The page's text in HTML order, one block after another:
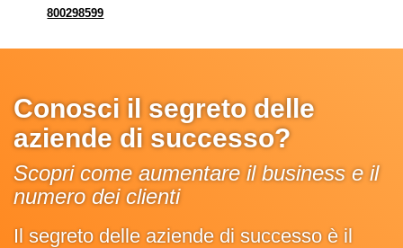
800298599
Conosci il segreto delle
aziende di successo?
Scopri come aumentare il business e il
numero dei clienti
Il segreto delle aziende di successo è il